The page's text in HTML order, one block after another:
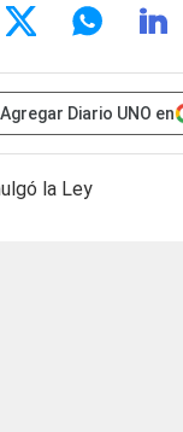
Agregar Diario UNO en
la Ley